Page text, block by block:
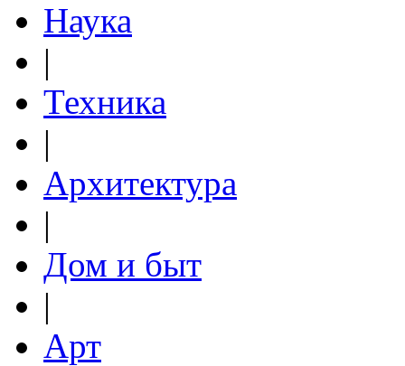
Наука
|
Техника
|
Архитектура
|
Дом и быт
|
Арт